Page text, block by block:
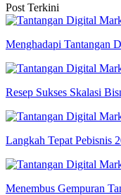
Post Terkini
Menghadapi Tantangan
Resep Sukses Skalasi
Langkah Tepat Pebisnis
Menembus Gempuran